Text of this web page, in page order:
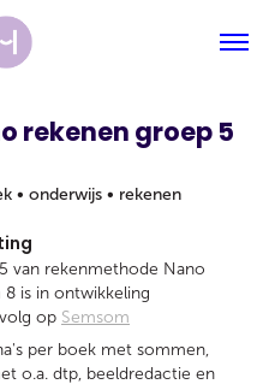
rekenen groep 5
• onderwijs • rekenen
van rekenmethode Nano
is in ontwikkeling
op Semsom
per boek met sommen,
o.a. dtp, beeldredactie en